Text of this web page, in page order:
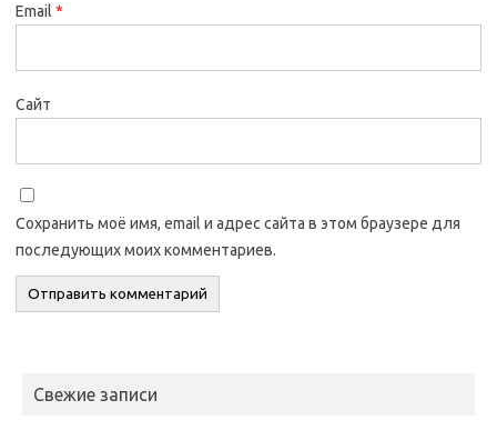
Email *
Сайт
Сохранить моё имя, email и адрес сайта в этом браузере для
последующих моих комментариев.
Свежие записи